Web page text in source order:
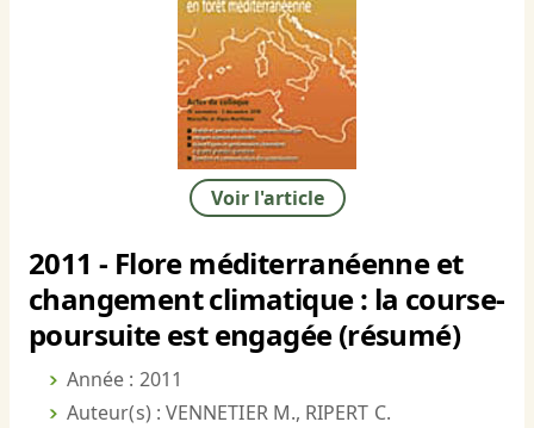
Voir l'article
2011 - Flore méditerranéenne et
changement climatique : la course-
poursuite est engagée (résumé)
Année : 2011
Auteur(s) : VENNETIER M., RIPERT C.